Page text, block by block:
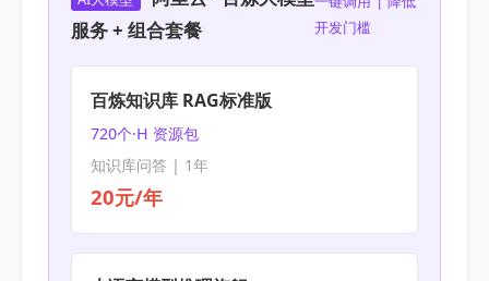
服务 + 组合套餐
开发门槛
百炼知识库 RAG标准版
720个·H 资源包
知识库问答 | 1年
20元/年